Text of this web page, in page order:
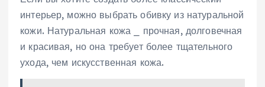
интерьер, можно выбрать обивку из натуральной
кожи. Натуральная кожа ⎯ прочная, долговечная
и красивая, но она требует более тщательного
ухода, чем искусственная кожа.